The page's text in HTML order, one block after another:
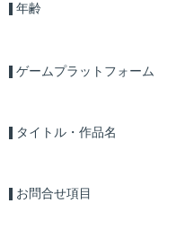
年齢
ゲームプラットフォーム
タイトル・作品名
お問合せ項目